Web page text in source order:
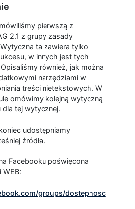
pierwszą z
2.1 z grupy zasady
ta zawiera tylko
w innych jest tych
również, jak można
narzędziami w
treści nietekstowych. W
omówimy kolejną wytyczną
dla tej wytycznej.
udostępniamy
źródła.
Facebooku poświęcona
WEB:
groups/dostepnosc